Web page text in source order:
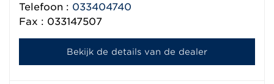
Telefoon : 033404740
Fax : 033147507
Bekijk de details van de dealer